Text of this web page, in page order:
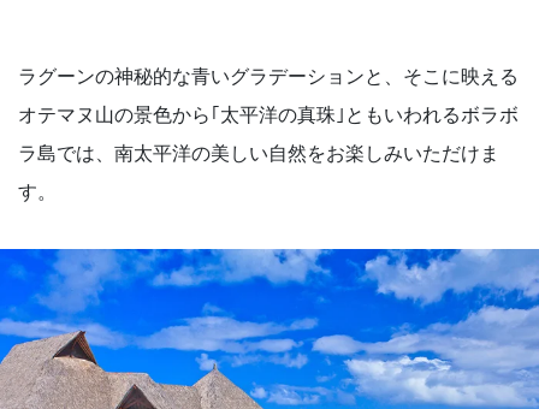
ラグーンの神秘的な青いグラデーションと、そこに映える
オテマヌ山の景色から｢太平洋の真珠｣ともいわれるボラボ
ラ島では、南太平洋の美しい自然をお楽しみいただけま
す。